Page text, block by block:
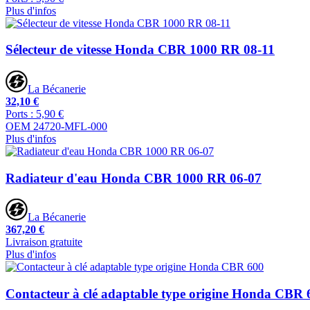
Plus d'infos
Sélecteur de vitesse Honda CBR 1000 RR 08-11
La Bécanerie
32,10 €
Ports : 5,90 €
OEM 24720-MFL-000
Plus d'infos
Radiateur d'eau Honda CBR 1000 RR 06-07
La Bécanerie
367,20 €
Livraison gratuite
Plus d'infos
Contacteur à clé adaptable type origine Honda CBR